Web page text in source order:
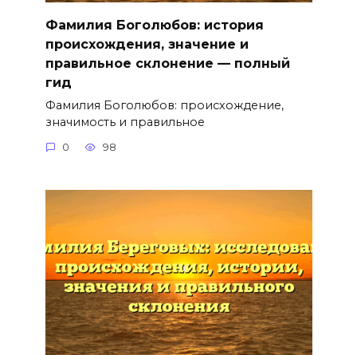
Фамилия Боголюбов: история
происхождения, значение и
правильное склонение — полный
гид
Фамилия Боголюбов: происхождение,
значимость и правильное
0 98